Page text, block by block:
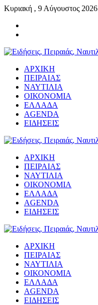
Κυριακή , 9 Αύγουστος 2026
ΑΡΧΙΚΗ
ΠΕΙΡΑΙΑΣ
ΝΑΥΤΙΛΙΑ
ΟΙΚΟΝΟΜΙΑ
ΕΛΛΑΔΑ
AGENDA
ΕΙΔΗΣΕΙΣ
ΑΡΧΙΚΗ
ΠΕΙΡΑΙΑΣ
ΝΑΥΤΙΛΙΑ
ΟΙΚΟΝΟΜΙΑ
ΕΛΛΑΔΑ
AGENDA
ΕΙΔΗΣΕΙΣ
ΑΡΧΙΚΗ
ΠΕΙΡΑΙΑΣ
ΝΑΥΤΙΛΙΑ
ΟΙΚΟΝΟΜΙΑ
ΕΛΛΑΔΑ
AGENDA
ΕΙΔΗΣΕΙΣ